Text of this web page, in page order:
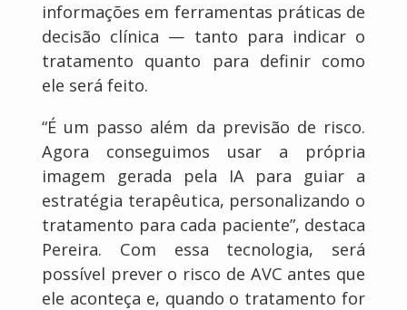
informações em ferramentas práticas de
decisão clínica — tanto para indicar o
tratamento quanto para definir como
ele será feito.
“É um passo além da previsão de risco.
Agora conseguimos usar a própria
imagem gerada pela IA para guiar a
estratégia terapêutica, personalizando o
tratamento para cada paciente”, destaca
Pereira. Com essa tecnologia, será
possível prever o risco de AVC antes que
ele aconteça e, quando o tratamento for